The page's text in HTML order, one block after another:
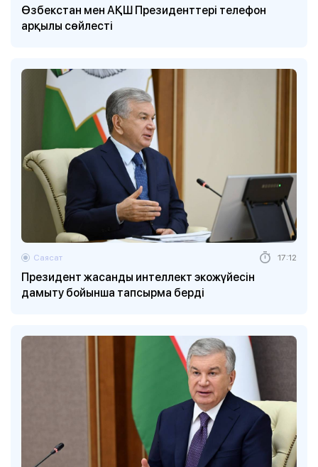
Өзбекстан мен АҚШ Президенттері телефон
арқылы сөйлесті
Президент жасанды интеллект экожүйесін
дамыту бойынша тапсырма берді
Саясат 17:12